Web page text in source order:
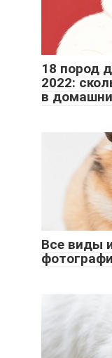
18 пород
2022:
в
Все виды